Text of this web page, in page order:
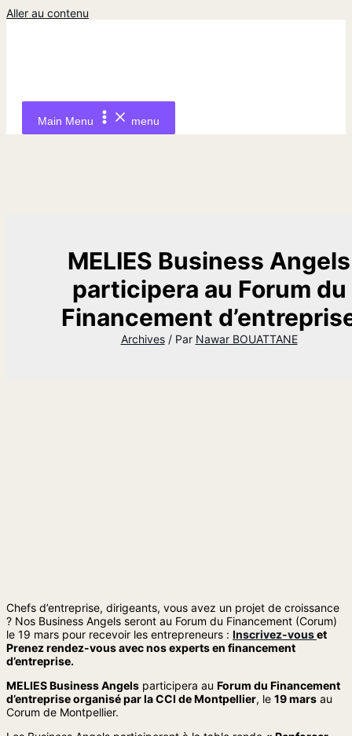
Aller au contenu
Main Menu menu
MELIES Business Angels
participera au Forum du
Financement
Archives/ Par Nawar BOUATTANE
Chefs d’entreprise, dirigeants, vous avez un projet de croissance
? Nos Business Angels seront au Forum du Financement (Corum)
le 19 mars pour recevoir les entrepreneurs : Inscrivez-vouset
Prenez rendez-vous avec nos experts en financement
d’entreprise.
MELIES Business Angels participera au Forum du Financement
d’entreprise organisé par la CCI de Montpellier, le 19 mars au
Corum de Montpellier.